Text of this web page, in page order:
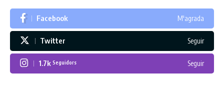
Facebook M'agrada
Twitter Seguir
1.7k Seguidors Seguir